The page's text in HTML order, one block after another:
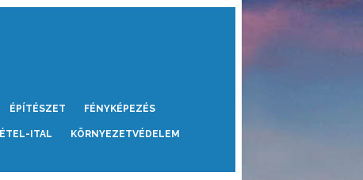
ÉPÍTÉSZET FÉNYKÉPEZÉS
ÉTEL-ITAL KÖRNYEZETVÉDELEM